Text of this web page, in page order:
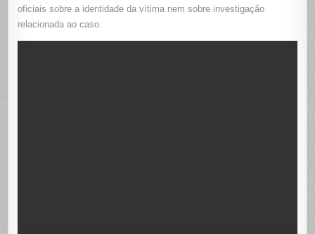
oficiais sobre a identidade da vítima nem sobre investigação
relacionada ao caso.